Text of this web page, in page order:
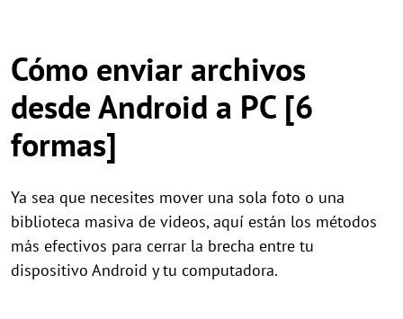
Cómo enviar archivos
desde Android a PC [6
formas]
Ya sea que necesites mover una sola foto o una
biblioteca masiva de videos, aquí están los métodos
más efectivos para cerrar la brecha entre tu
dispositivo Android y tu computadora.